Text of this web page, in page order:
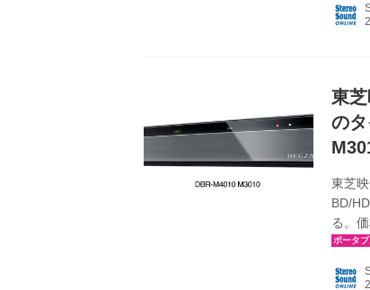
BD対
東
の
東芝
BD/
る。
後、
基、